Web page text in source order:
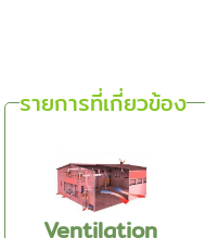
รายการที่เกี่ยวข้อง
Ventilation